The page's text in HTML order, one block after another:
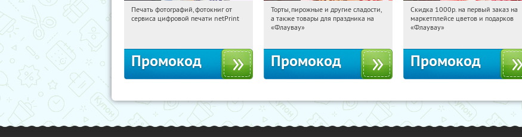
11:40:35 Получили:
Печать фотографий, фотокниг от
сервиса цифровой печати netPrint
Промокод
11:40:35 Получили:
Россия
Торты, пирожные и другие сладости,
а также товары для праздника на
«Флаувау»
Промокод
11:40:35 Получили:
Россия
Скидка 1000р. на первый заказ на
маркетплейсе цветов и подарков
«Флаувау»
Промокод